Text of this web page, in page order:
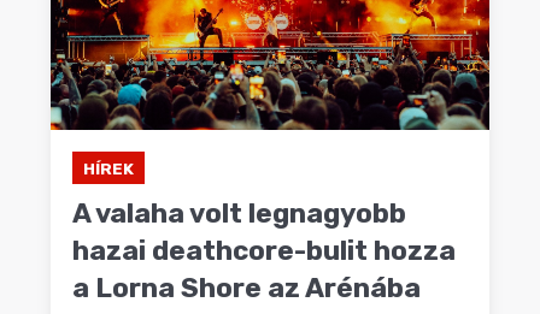
HÍREK
A valaha volt legnagyobb
hazai deathcore-bulit hozza
a Lorna Shore az Arénába